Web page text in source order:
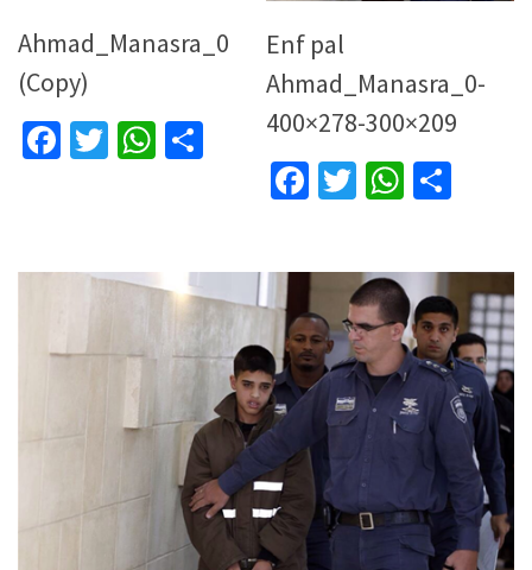
Ahmad_Manasra_0
(Copy)
Facebook
TwitterWhatsApp
Partager
Enf pal
Ahmad_Manasra_0-
400×278-300×209
Facebook
Twitter